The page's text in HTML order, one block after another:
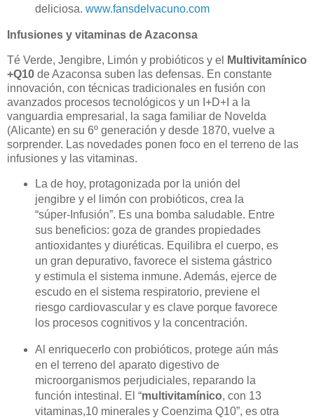
deliciosa. www.fansdelvacuno.com
Infusiones y vitaminas de Azaconsa
Té Verde, Jengibre, Limón y probióticos y el
Multivitamínico
+Q10 de Azaconsa suben las defensas. En constante
innovación, con técnicas tradicionales en fusión con
avanzados procesos tecnológicos y un I+D+I a la
vanguardia empresarial, la saga familiar de Novelda
(Alicante) en su 6º generación y desde 1870, vuelve a
sorprender. Las novedades ponen foco en el terreno de las
infusiones y las vitaminas.
La de hoy, protagonizada por la unión del
jengibre y el limón con probióticos, crea la
“súper-Infusión”. Es una bomba saludable. Entre
sus beneficios: goza de grandes propiedades
antioxidantes y diuréticas. Equilibra el cuerpo, es
un gran depurativo, favorece el sistema gástrico
y estimula el sistema inmune. Además, ejerce de
escudo en el sistema respiratorio, previene el
riesgo cardiovascular y es clave porque favorece
los procesos cognitivos y la concentración.
Al enriquecerlo con probióticos, protege aún más
en el terreno del aparato digestivo de
microorganismos perjudiciales, reparando la
función intestinal. El “multivitamínico, con 13
vitaminas,10 minerales y Coenzima Q10”, es otra